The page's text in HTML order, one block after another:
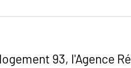
93, l'Agence